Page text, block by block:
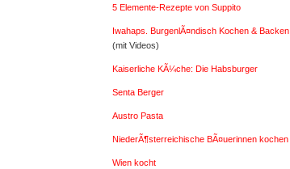
5 Elemente-Rezepte von Suppito
Iwahaps. BurgenlÃ¤ndisch Kochen & Backen
(mit Videos)
Kaiserliche KÃ¼che: Die Habsburger
Senta Berger
Austro Pasta
NiederÃ¶sterreichische BÃ¤uerinnen kochen
Wien kocht